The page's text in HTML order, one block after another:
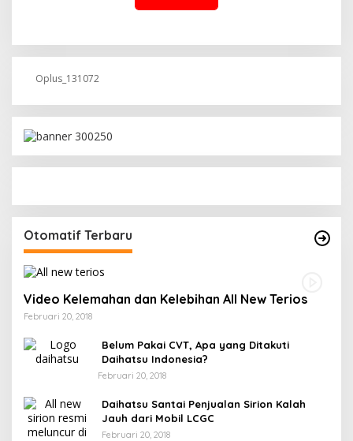
Oplus_131072
Otomatif Terbaru
Video Kelemahan dan Kelebihan All New Terios
Februari 20, 2018
Belum Pakai CVT, Apa yang Ditakuti
Daihatsu Indonesia?
Februari 20, 2018
Daihatsu Santai Penjualan Sirion Kalah
Jauh dari Mobil LCGC
Februari 20, 2018